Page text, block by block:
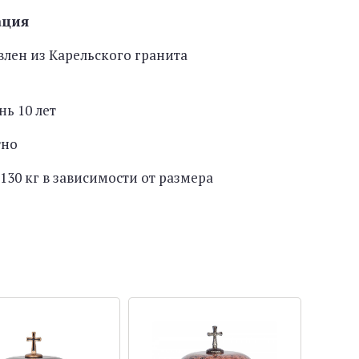
из Карельского гранита
10 лет
кг в зависимости от размера